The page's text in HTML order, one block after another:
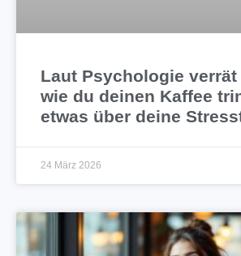
Laut Psychologie verrät
wie du deinen Kaffee
etwas über deine
24 März 2026